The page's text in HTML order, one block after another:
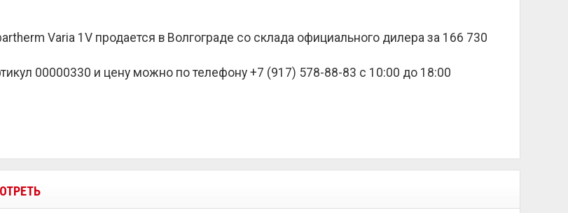
Varia 1V продается в Волгограде со склада официального дилера за 166 730
00000330 и цену можно по телефону +7 (917) 578-88-83 с 10:00 до 18:00